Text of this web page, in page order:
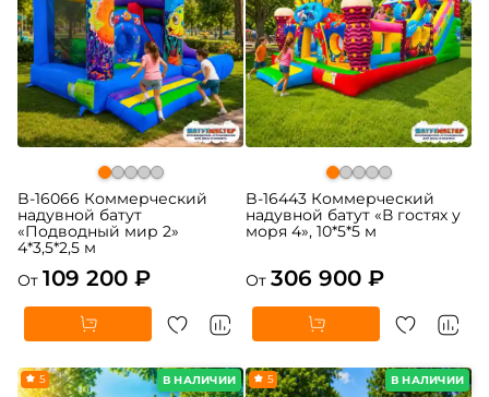
B-16066 Коммерческий
надувной батут
«Подводный мир 2»
4*3,5*2,5 м
От 109 200 ₽
B-16443 Коммерческий
надувной батут «В гостях у
моря 4», 10*5*5 м
От 306 900 ₽
В НАЛИЧИИ
5 В НАЛИЧИИ
5